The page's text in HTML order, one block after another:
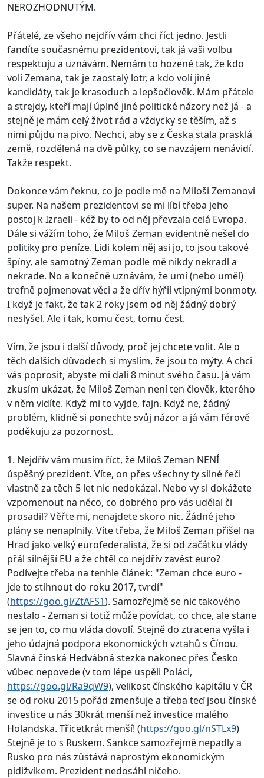
NEROZHODNUTÝM.
Přátelé, ze všeho nejdřív vám chci říct jedno. Jestli
fandíte současnému prezidentovi, tak já vaši volbu
respektuju a uznávám. Nemám to hozené tak, že kdo
volí Zemana, tak je zaostalý lotr, a kdo volí jiné
kandidáty, tak je krasoduch a lepšočlověk. Mám přátele
a strejdy, kteří mají úplně jiné politické názory než já - a
stejně je mám celý život rád a vždycky se těším, až s
nimi půjdu na pivo. Nechci, aby se z Česka stala prasklá
země, rozdělená na dvě půlky, co se navzájem nenávidí.
Takže respekt.
Dokonce vám řeknu, co je podle mě na Miloši Zemanovi
super. Na našem prezidentovi se mi líbí třeba jeho
postoj k Izraeli - kéž by to od něj převzala celá Evropa.
Dále si vážím toho, že Miloš Zeman evidentně nešel do
politiky pro peníze. Lidi kolem něj asi jo, to jsou takové
špíny, ale samotný Zeman podle mě nikdy nekradl a
nekrade. No a konečně uznávám, že umí (nebo uměl)
trefně pojmenovat věci a že dřív hýřil vtipnými bonmoty.
I když je fakt, že tak 2 roky jsem od něj žádný dobrý
neslyšel. Ale i tak, komu čest, tomu čest.
Vím, že jsou i další důvody, proč jej chcete volit. Ale o
těch dalších důvodech si myslím, že jsou to mýty. A chci
vás poprosit, abyste mi dali 8 minut svého času. Já vám
zkusím ukázat, že Miloš Zeman není ten člověk, kterého
v něm vidíte. Když mi to vyjde, fajn. Když ne, žádný
problém, klidně si ponechte svůj názor a já vám férově
poděkuju za pozornost.
1. Nejdřív vám musím říct, že Miloš Zeman NENÍ
úspěšný prezident. Víte, on přes všechny ty silné řeči
vlastně za těch 5 let nic nedokázal. Nebo vy si dokážete
vzpomenout na něco, co dobrého pro vás udělal či
prosadil? Věřte mi, nenajdete skoro nic. Žádné jeho
plány se nenaplnily. Víte třeba, že Miloš Zeman přišel na
Hrad jako velký eurofederalista, že si od začátku vlády
přál silnější EU a že chtěl co nejdřív zavést euro?
Podívejte třeba na tenhle článek: "Zeman chce euro -
jde to stihnout do roku 2017, tvrdí"
(https://goo.gl/ZtAFS1). Samozřejmě se nic takového
nestalo - Zeman si totiž může povídat, co chce, ale stane
se jen to, co mu vláda dovolí. Stejně do ztracena vyšla i
jeho údajná podpora ekonomických vztahů s Čínou.
Slavná čínská Hedvábná stezka nakonec přes Česko
vůbec nepovede (v tom lépe uspěli Poláci,
https://goo.gl/Ra9qW9), velikost čínského kapitálu v ČR
se od roku 2015 pořád zmenšuje a třeba teď jsou čínské
investice u nás 30krát menší než investice malého
Holandska. Třicetkrát menší! (https://goo.gl/nSTLx9)
Stejně je to s Ruskem. Sankce samozřejmě nepadly a
Rusko pro nás zůstává naprostým ekonomickým
pidižvíkem. Prezident nedosáhl ničeho.